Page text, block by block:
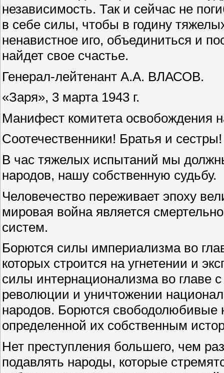
независимость. Так и сейчас не
в себе силы, чтобы в годину
ненавистное иго, объединиться и
найдет свое счастье.
Генерал-лейтенант А.А. ВЛАСОВ.
«Заря», 3 марта 1943 г.
Манифест комитета освобождения
Соотечественники! Братья и сестры!
В час тяжелых испытаний мы
народов, нашу собственную судьбу.
Человечество переживает эпоху
мировая война является
систем.
Борются силы империализма во
которых строится на угнетении и
силы интернационализма во главе
революции и уничтожении
народов. Борются
определенной их собственным
Нет преступления большего, чем
подавлять народы, которые